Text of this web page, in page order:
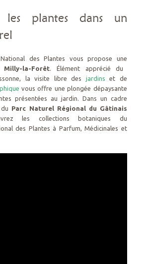
les plantes dans un
des Plantes vous propose une
la-Forêt. Élément apprécié du
la visite libre des jardins et de
vous offre une plongée dépaysante
présentées au jardin. Dans un cadre
Parc Naturel Régional du Gâtinais
les collections botaniques du
des Plantes à Parfum, Médicinales et